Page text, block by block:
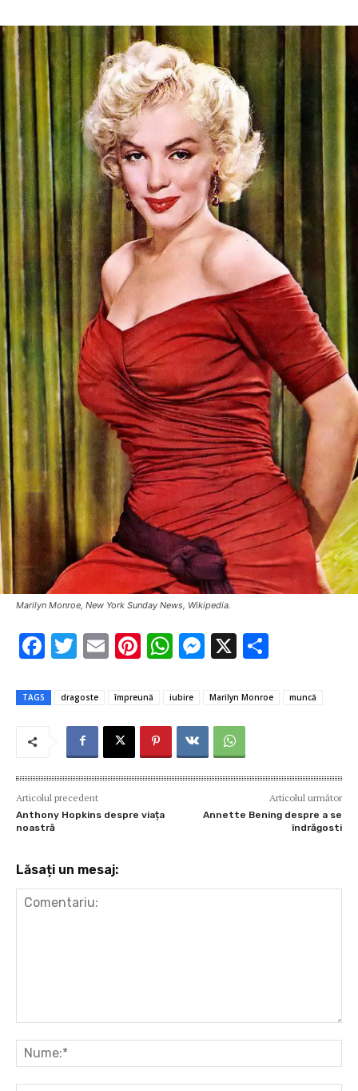
Marilyn Monroe, New York Sunday News, Wikipedia.
F
e
o
k
T
it
te
r
E
ai
l
Pi
er
es
t
W
at
s
A
p
M
se
n
g
er
X
ta
ă
TAGS dragoste împreună iubire Marilyn Monroe muncă
Articolul precedent
Anthony Hopkins despre viața
noastră
Articolul următor
Annette Bening despre a se
îndrăgosti
Lăsați un mesaj: